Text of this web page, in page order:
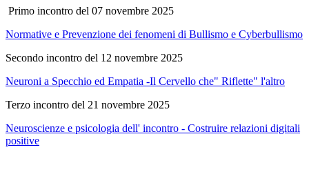
Primo incontro del 07 novembre 2025
Normative e Prevenzione dei fenomeni di Bullismo e Cyberbullismo
Secondo incontro del 12 novembre 2025
Neuroni a Specchio ed Empatia -Il Cervello che" Riflette" l'altro
Terzo incontro del 21 novembre 2025
Neuroscienze e psicologia dell' incontro - Costruire relazioni digitali
positive